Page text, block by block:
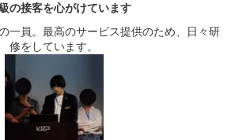
の接客を心がけています
一員。最高のサービス提供のため、日々研
修をしています。